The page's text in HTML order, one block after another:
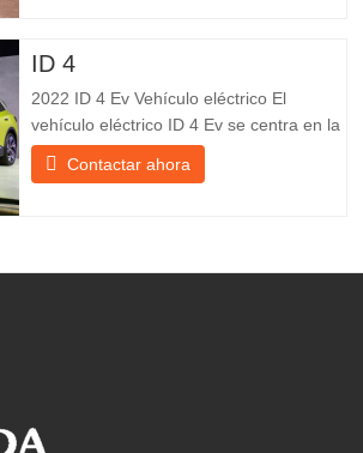
populares. BYD Song Ev Electric Vehicle
ID 4
2022 ID 4 Ev Vehículo eléctrico El
vehículo eléctrico ID 4 Ev se centra en la
experiencia del cliente y el desarrollo de
productos para satisfacer la demanda del
Contactar ahora